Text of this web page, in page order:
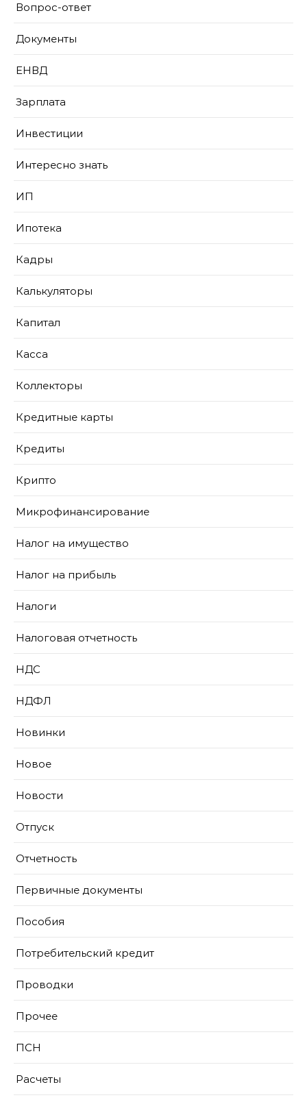
Вопрос-ответ
Документы
ЕНВД
Зарплата
Инвестиции
Интересно знать
ИП
Ипотека
Кадры
Калькуляторы
Капитал
Касса
Коллекторы
Кредитные карты
Кредиты
Крипто
Микрофинансирование
Налог на имущество
Налог на прибыль
Налоги
Налоговая отчетность
НДС
НДФЛ
Новинки
Новое
Новости
Отпуск
Отчетность
Первичные документы
Пособия
Потребительский кредит
Проводки
Прочее
ПСН
Расчеты